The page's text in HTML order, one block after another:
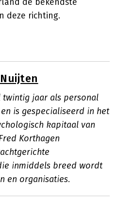
deze richting.
twintig jaar als personal
is gespecialiseerd in het
kapitaal van
Korthagen
inmiddels breed wordt
en organisaties.